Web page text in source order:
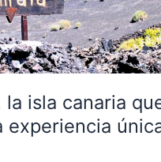
la isla canaria
experiencia